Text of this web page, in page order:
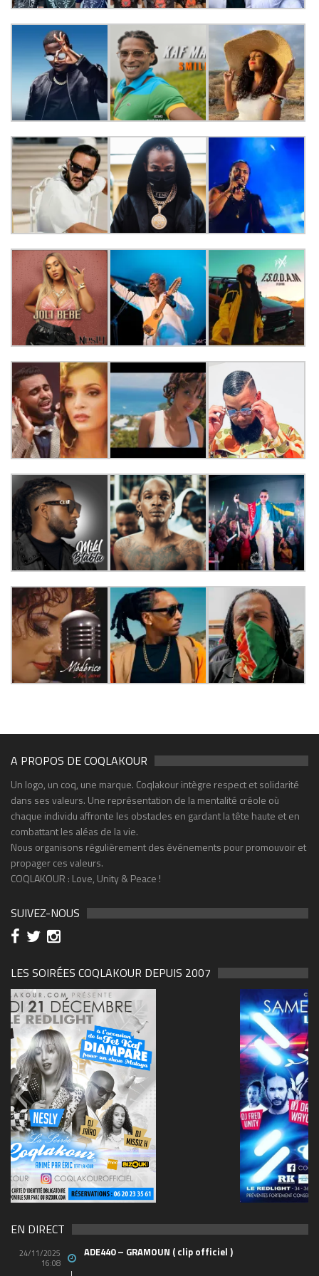
A PROPOS DE COQLAKOUR
Un logo, un coq, une marque. Coqlakour intègre respect et solidarité
dans ses valeurs. Une représentation de la mentalité créole où
chaque individu affronte les obstacles en gardant la tête haute et en
combattant les aléas de la vie.
Nous organisons régulièrement des événements pour promouvoir et
propager ces valeurs.
COQLAKOUR : Love, Unity & Peace !
SUIVEZ-NOUS
LES SOIRÉES COQLAKOUR DEPUIS 2007
(1)
EN DIRECT
24/11/2025
16:08
ADE440 – GRAMOUN ( clip officiel )